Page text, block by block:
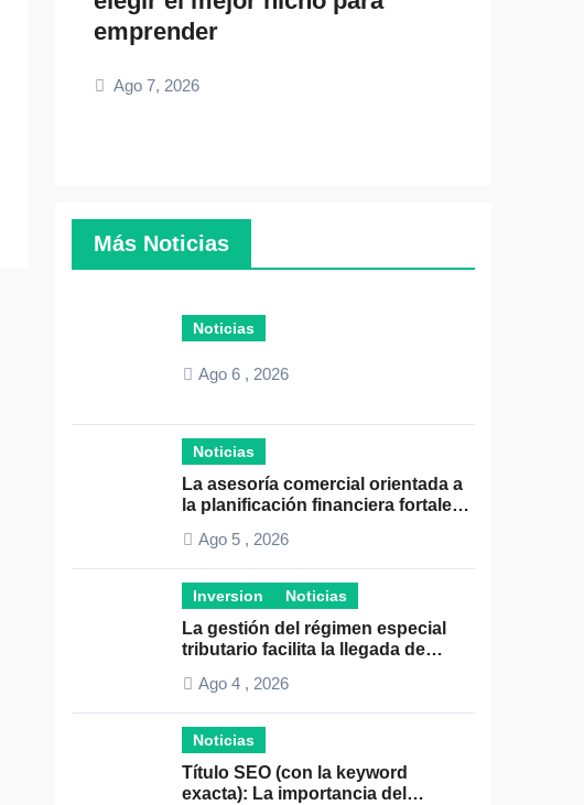
emprender
Ago 7, 2026
Más Noticias
Noticias
Ago 6 , 2026
Noticias
La asesoría comercial orientada a
la planificación financiera fortalece
Ago 5 , 2026
Inversion Noticias
La gestión del régimen especial
tributario facilita la llegada de
Ago 4 , 2026
Noticias
Título SEO (con la keyword
exacta): La importancia del